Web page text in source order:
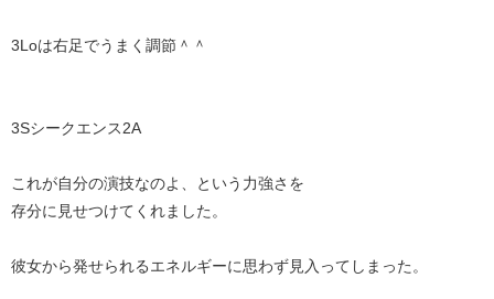
3Loは右足でうまく調節＾＾
3Sシークエンス2A
これが自分の演技なのよ、という力強さを
存分に見せつけてくれました。
彼女から発せられるエネルギーに思わず見入ってしまった。